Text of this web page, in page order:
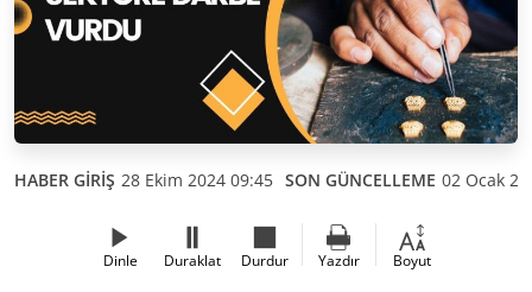
HABER GİRİŞ 28 Ekim 2024 09:45 SON GÜNCELLEME 02 Ocak
Dinle Duraklat Durdur Yazdır Boyut